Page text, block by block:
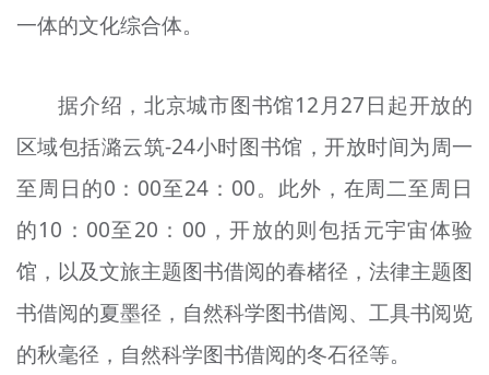
一体的文化综合体。
据介绍，北京城市图书馆12月27日起开放的
区域包括潞云筑-24小时图书馆，开放时间为周一
至周日的0：00至24：00。此外，在周二至周日
的10：00至20：00，开放的则包括元宇宙体验
馆，以及文旅主题图书借阅的春楮径，法律主题图
书借阅的夏墨径，自然科学图书借阅、工具书阅览
的秋毫径，自然科学图书借阅的冬石径等。